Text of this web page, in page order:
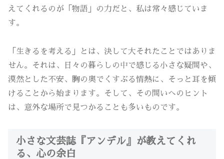
えてくれるのが「物語」の力だと、私は常々感じていま
す。
「生きるを考える」とは、決して大それたことではありま
せん。それは、日々の暮らしの中で感じる小さな疑問や、
漠然とした不安、胸の奥でくすぶる情熱に、そっと耳を傾
けることから始まります。そして、その問いへのヒント
は、意外な場所で見つかることも多いものです。
小さな文芸誌『アンデル』が教えてくれ
る、心の余白